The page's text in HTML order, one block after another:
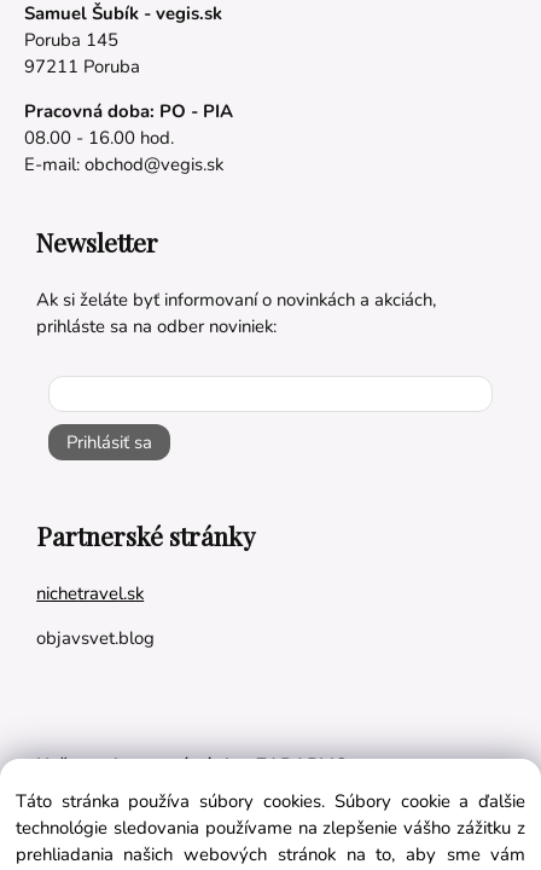
Samuel Šubík - vegis.sk
Poruba 145
97211 Poruba
Pracovná doba: PO - PIA
08.00 - 16.00 hod.
E-mail: obchod@vegis.sk
Newsletter
Ak si želáte byť informovaní o novinkách a akciách,
prihláste sa na odber noviniek:
Prihlásiť sa
Partnerské stránky
nichetravel.sk
objavsvet.blog
Naše appky pre vás úplne ZADARMO:
Tréningový plán na mieru
BMI kalkulačka
Táto stránka používa súbory cookies. Súbory cookie a ďalšie
technológie sledovania používame na zlepšenie vášho zážitku z
prehliadania našich webových stránok na to, aby sme vám